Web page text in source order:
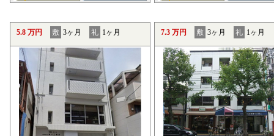
5.8 万円 敷 3ヶ月 礼 1ヶ月 7.3 万円 敷 3ヶ月 礼 1ヶ月